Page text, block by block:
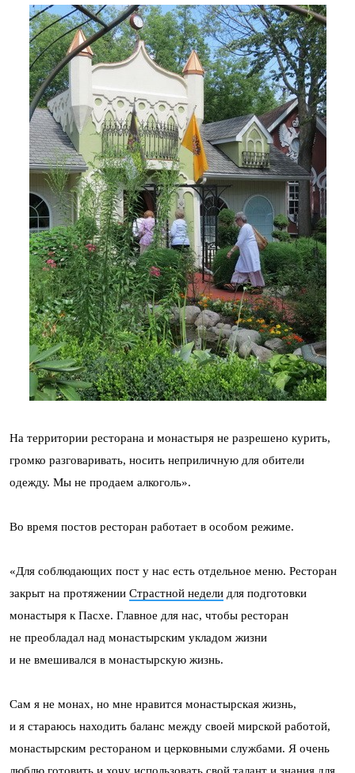
На территории ресторана и монастыря не разрешено курить,
громко разговаривать, носить неприличную для обители
одежду. Мы не продаем алкоголь».
Во время постов ресторан работает в особом режиме.
«Для соблюдающих пост у нас есть отдельное меню. Ресторан
закрыт на протяжении Страстной недели для подготовки
монастыря к Пасхе. Главное для нас, чтобы ресторан
не преобладал над монастырским укладом жизни
и не вмешивался в монастырскую жизнь.
Сам я не монах, но мне нравится монастырская жизнь,
и я стараюсь находить баланс между своей мирской работой,
монастырским рестораном и церковными службами. Я очень